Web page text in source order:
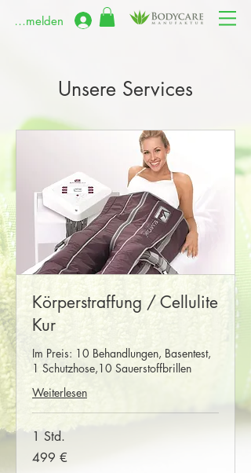
Anmelden
Unsere Services
Körperstraffung / Cellulite
Kur
Im Preis: 10 Behandlungen, Basentest,
1 Schutzhose,10 Sauerstoffbrillen
Weiterlesen
1 Std.
499
Euro
499 €